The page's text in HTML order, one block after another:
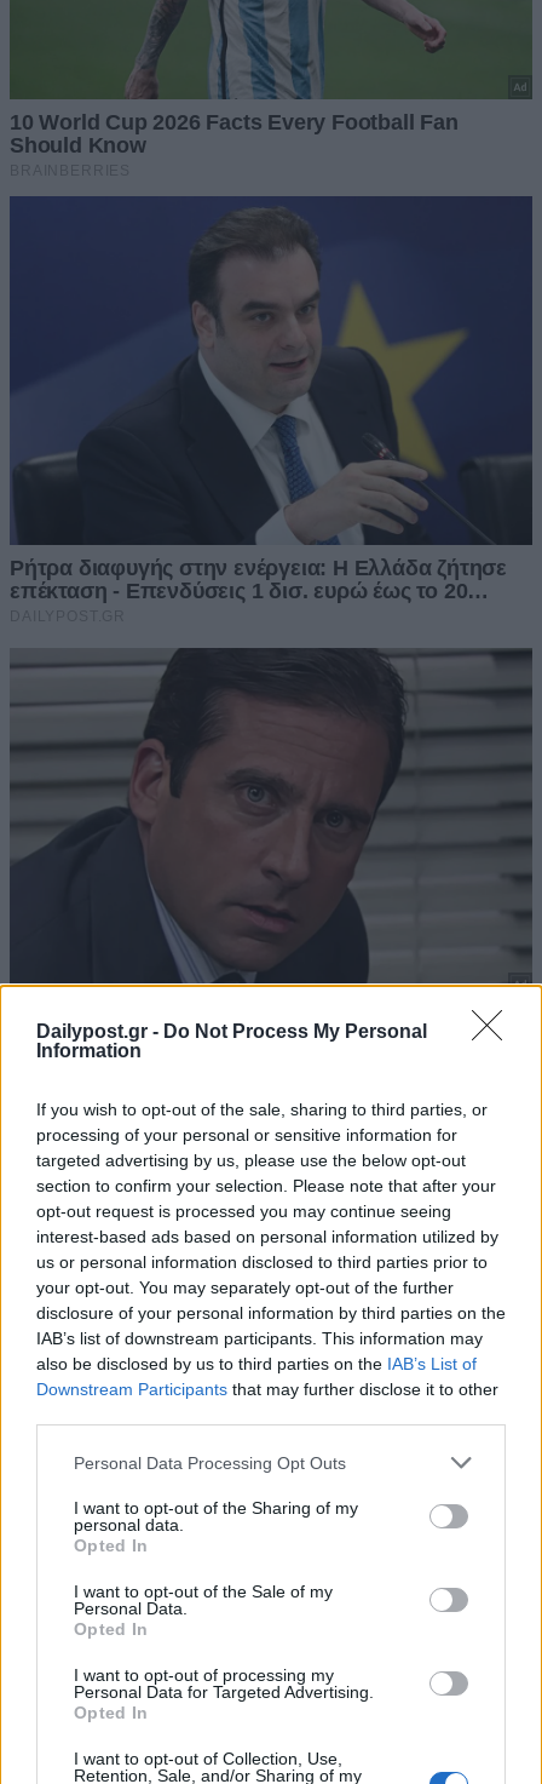
Dailypost.gr - Do Not Process My Personal
Information
If you wish to opt-out of the sale, sharing to third parties, or
processing of your personal or sensitive information for
targeted advertising by us, please use the below opt-out
section to confirm your selection. Please note that after your
opt-out request is processed you may continue seeing
interest-based ads based on personal information utilized by
us or personal information disclosed to third parties prior to
your opt-out. You may separately opt-out of the further
disclosure of your personal information by third parties on the
IAB’s list of downstream participants. This information may
also be disclosed by us to third parties on the IAB’s List of
Downstream Participants that may further disclose it to other
Personal Data Processing Opt Outs
I want to opt-out of the Sharing of my
personal data.
Opted In
I want to opt-out of the Sale of my
Personal Data.
Opted In
I want to opt-out of processing my
Personal Data for Targeted Advertising.
Opted In
I want to opt-out of Collection, Use,
Retention, Sale, and/or Sharing of my